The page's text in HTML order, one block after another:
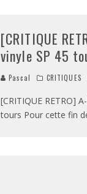
[CRITIQUE
vinyle SP 45
Pascal CRITIQUES
[CRITIQUE RETRO]
tours Pour cette fin